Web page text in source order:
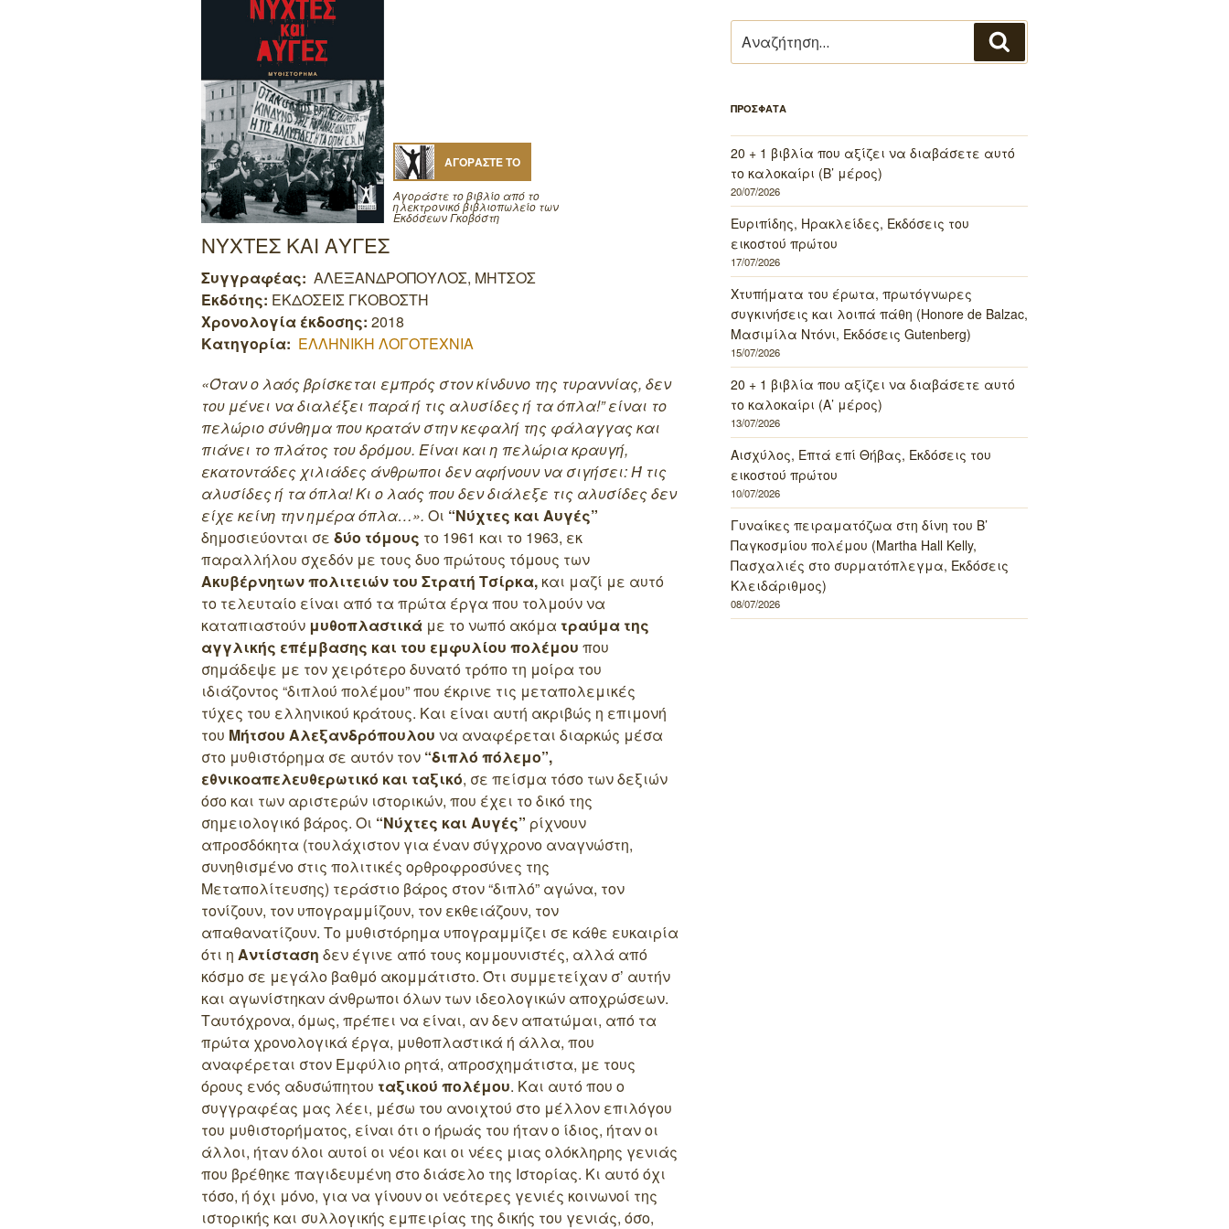
ΑΓΟΡΑΣΤΕ ΤΟ
Αγοράστε το βιβλίο από το
ηλεκτρονικό βιβλιοπωλείο των
Εκδόσεων Γκοβόστη
ΝΥΧΤΕΣ ΚΑΙ ΑΥΓΕΣ
Συγγραφέας: ΑΛΕΞΑΝΔΡΟΠΟΥΛΟΣ, ΜΗΤΣΟΣ
Εκδότης: ΕΚΔΟΣΕΙΣ ΓΚΟΒΟΣΤΗ
Χρονολογία έκδοσης: 2018
Κατηγορία: ΕΛΛΗΝΙΚΗ ΛΟΓΟΤΕΧΝΙΑ
«Όταν ο λαός βρίσκεται εμπρός στον κίνδυνο της τυραννίας, δεν
του μένει να διαλέξει παρά ή τις αλυσίδες ή τα όπλα!” είναι το
πελώριο σύνθημα που κρατάν στην κεφαλή της φάλαγγας και
πιάνει το πλάτος του δρόμου. Είναι και η πελώρια κραυγή,
εκατοντάδες χιλιάδες άνθρωποι δεν αφήνουν να σιγήσει: Ή τις
αλυσίδες ή τα όπλα! Κι ο λαός που δεν διάλεξε τις αλυσίδες δεν
είχε κείνη την ημέρα όπλα…». Οι “Νύχτες και Αυγές”
δημοσιεύονται σε δύο τόμους το 1961 και το 1963, εκ
παραλλήλου σχεδόν με τους δυο πρώτους τόμους των
Ακυβέρνητων πολιτειών του Στρατή Τσίρκα, και μαζί με αυτό
το τελευταίο είναι από τα πρώτα έργα που τολμούν να
καταπιαστούν μυθοπλαστικά με το νωπό ακόμα τραύμα της
αγγλικής επέμβασης και του εμφυλίου πολέμου που
σημάδεψε με τον χειρότερο δυνατό τρόπο τη μοίρα του
ιδιάζοντος “διπλού πολέμου” που έκρινε τις μεταπολεμικές
τύχες του ελληνικού κράτους. Και είναι αυτή ακριβώς η επιμονή
του Μήτσου Αλεξανδρόπουλου να αναφέρεται διαρκώς μέσα
στο μυθιστόρημα σε αυτόν τον “διπλό πόλεμο”,
εθνικοαπελευθερωτικό και ταξικό, σε πείσμα τόσο των δεξιών
όσο και των αριστερών ιστορικών, που έχει το δικό της
σημειολογικό βάρος. Οι “Νύχτες και Αυγές” ρίχνουν
απροσδόκητα (τουλάχιστον για έναν σύγχρονο αναγνώστη,
συνηθισμένο στις πολιτικές ορθροφροσύνες της
Μεταπολίτευσης) τεράστιο βάρος στον “διπλό” αγώνα, τον
τονίζουν, τον υπογραμμίζουν, τον εκθειάζουν, τον
απαθανατίζουν. Το μυθιστόρημα υπογραμμίζει σε κάθε ευκαιρία
ότι η Αντίσταση δεν έγινε από τους κομμουνιστές, αλλά από
κόσμο σε μεγάλο βαθμό ακομμάτιστο. Ότι συμμετείχαν σ’ αυτήν
και αγωνίστηκαν άνθρωποι όλων των ιδεολογικών αποχρώσεων.
Ταυτόχρονα, όμως, πρέπει να είναι, αν δεν απατώμαι, από τα
πρώτα χρονολογικά έργα, μυθοπλαστικά ή άλλα, που
αναφέρεται στον Εμφύλιο ρητά, απροσχημάτιστα, με τους
όρους ενός αδυσώπητου ταξικού πολέμου. Και αυτό που ο
συγγραφέας μας λέει, μέσω του ανοιχτού στο μέλλον επιλόγου
του μυθιστορήματος, είναι ότι ο ήρωάς του ήταν ο ίδιος, ήταν οι
άλλοι, ήταν όλοι αυτοί οι νέοι και οι νέες μιας ολόκληρης γενιάς
που βρέθηκε παγιδευμένη στο διάσελο της Ιστορίας. Κι αυτό όχι
τόσο, ή όχι μόνο, για να γίνουν οι νεότερες γενιές κοινωνοί της
ιστορικής και συλλογικής εμπειρίας της δικής του γενιάς, όσο,
για:
ΠΡΟΣΦΑΤΑ
20 + 1 βιβλία που αξίζει να διαβάσετε αυτό
το καλοκαίρι (Β’ μέρος)
20/07/2026
Ευριπίδης, Ηρακλείδες, Εκδόσεις του
εικοστού πρώτου
17/07/2026
Χτυπήματα του έρωτα, πρωτόγνωρες
συγκινήσεις και λοιπά πάθη (Honore de Balzac,
Μασιμίλα Ντόνι, Εκδόσεις Gutenberg)
15/07/2026
20 + 1 βιβλία που αξίζει να διαβάσετε αυτό
το καλοκαίρι (Α’ μέρος)
13/07/2026
Αισχύλος, Επτά επί Θήβας, Εκδόσεις του
εικοστού πρώτου
10/07/2026
Γυναίκες πειραματόζωα στη δίνη του Β’
Παγκοσμίου πολέμου (Martha Hall Kelly,
Πασχαλιές στο συρματόπλεγμα, Εκδόσεις
Κλειδάριθμος)
08/07/2026